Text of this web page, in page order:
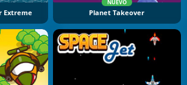
Extreme
NUEVO
Planet Takeover